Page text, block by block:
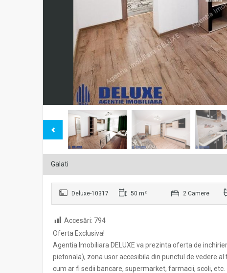
Galati
Deluxe-10317 50 m² 2 Camere
Accesări: 794
Oferta Exclusiva!
Agentia Imobiliara DELUXE va prezinta oferta de
pietonala), zona usor accesibila din punctul de vedere
cum ar fi sedii bancare, supermarket, farmacii, scoli, etc.